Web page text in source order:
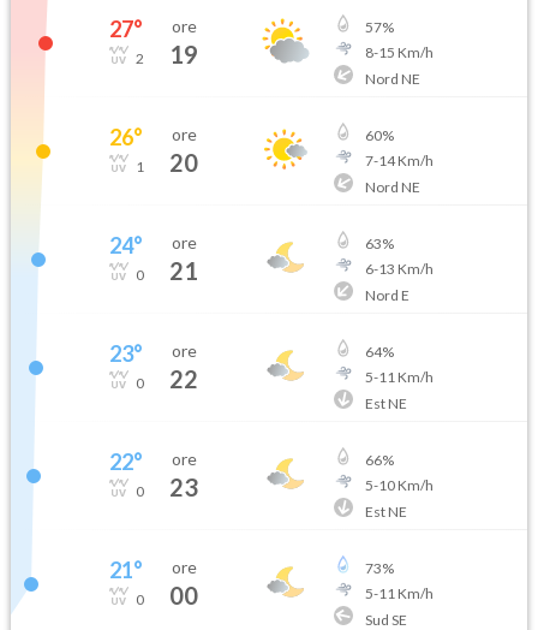
27°
2
ore
19
57%
8-15 Km/h
Nord NE
26°
1
ore
20
60%
7-14Km/h
Nord NE
24°
0
ore
21
63%
6-13 Km/h
Nord E
23°
0
ore
22
64%
5-11Km/h
Est NE
22°
0
ore
23
66%
5-10Km/h
Est NE
21°
0
ore
00
73%
5-11Km/h
Sud SE